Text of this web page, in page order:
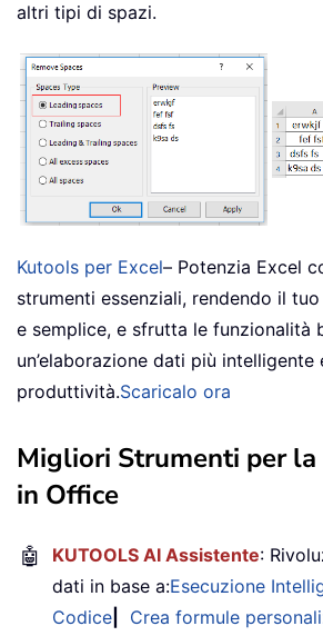
altri tipi di spazi.
Kutools per Excel– Potenzia Excel
strumenti essenziali, rendendo il
e semplice, e sfrutta le funzionalità
un’elaborazione dati più intelligente
produttività.Scaricalo ora
Migliori Strumenti per
in Office
🤖 KUTOOLS AI Assistente:
dati in base a:Esecuzione
Codice
Crea formule